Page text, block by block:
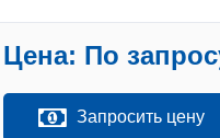
Цена: По
Запросить цену